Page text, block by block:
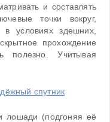
и составлять
точки вокруг,
в условиях здешних,
прохождение
полезно. Учитывая
лошади (подгоняя её